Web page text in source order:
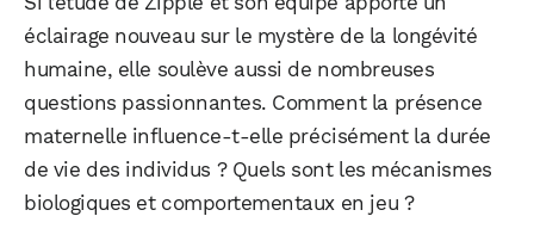
éclairage nouveau sur le mystère de la longévité
humaine, elle soulève aussi de nombreuses
questions passionnantes. Comment la présence
maternelle influence-t-elle précisément la durée
de vie des individus ? Quels sont les mécanismes
biologiques et comportementaux en jeu ?